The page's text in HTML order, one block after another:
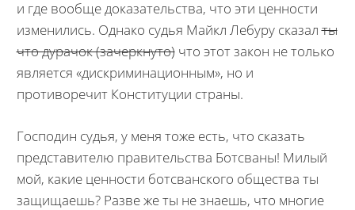
и где вообще доказательства, что эти ценности
изменились. Однако судья Майкл Лебуру сказалты
что дурачок (зачеркнуто)что этот закон не только
является «дискриминационным», но и
противоречит Конституции страны.
Господин судья, у меня тоже есть, что сказать
представителю правительства Ботсваны! Милый
мой, какие ценности ботсванского общества ты
защищаешь? Разве же ты не знаешь, что многие